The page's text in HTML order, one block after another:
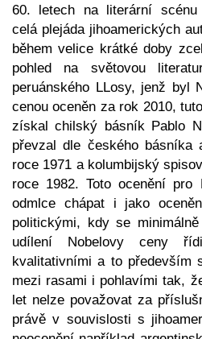
60. letech na literární scénu
celá plejáda jihoamerických
během velice krátké doby
pohled na světovou
peruánského LLosy, jenž byl
cenou oceněn za rok 2010,
získal chilský básník Pablo
převzal dle českého básníka
roce 1971 a kolumbijský
roce 1982. Toto ocenění
odmlce chápat i jako
politickými, kdy se
udílení Nobelovy ceny
kvalitativními a to především
mezi rasami i pohlavími tak,
let nelze považovat za
právě v souvislosti s